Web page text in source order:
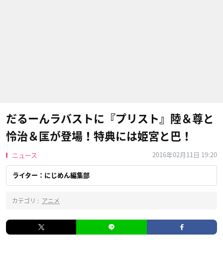
だるーんラバストに『プリスト』陸＆尊と
怜治＆匡が登場！特典には姫宮と巴！
ニュース 2016年02月11日 19:20
ライター：にじめん編集部
カテゴリ : アニメ